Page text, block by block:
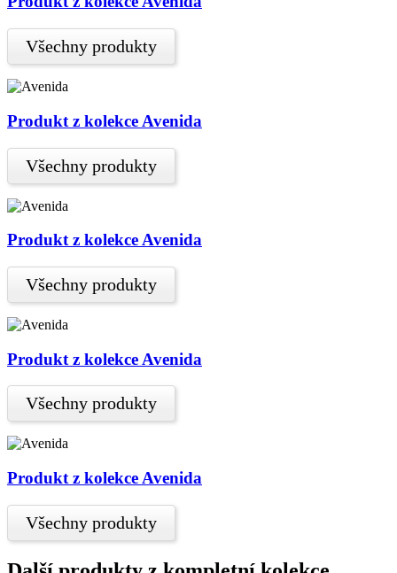
Všechny produkty
Produkt z kolekce Avenida
Všechny produkty
Produkt z kolekce Avenida
Všechny produkty
Produkt z kolekce Avenida
Všechny produkty
Produkt z kolekce Avenida
Všechny produkty